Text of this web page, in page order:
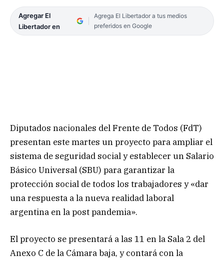
Agregar El
Libertador en
Agrega El Libertador a tus medios
preferidos en Google
Diputados nacionales del Frente de Todos (FdT)
presentan este martes un proyecto para ampliar el
sistema de seguridad social y establecer un Salario
Básico Universal (SBU) para garantizar la
protección social de todos los trabajadores y «dar
una respuesta a la nueva realidad laboral
argentina en la post pandemia».
El proyecto se presentará a las 11 en la Sala 2 del
Anexo C de la Cámara baja, y contará con la